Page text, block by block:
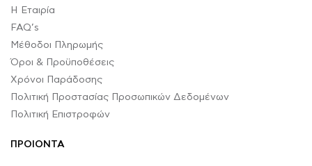
Η Εταιρία
FAQ’s
Μέθοδοι Πληρωμής
Όροι & Προϋποθέσεις
Χρόνοι Παράδοσης
Πολιτική Προστασίας Προσωπικών Δεδομένων
Πολιτική Επιστροφών
ΠΡΟΙΟΝΤΑ